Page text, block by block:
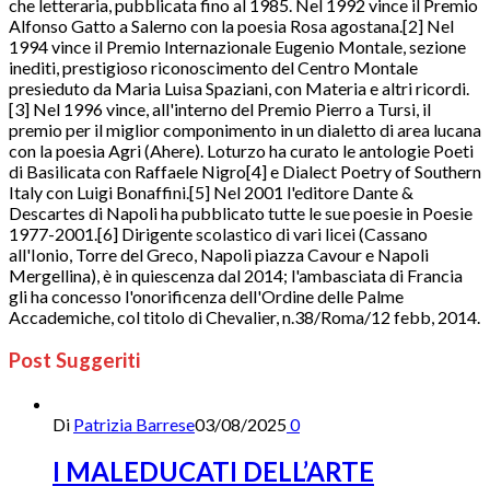
che letteraria, pubblicata fino al 1985. Nel 1992 vince il Premio
Alfonso Gatto a Salerno con la poesia Rosa agostana.[2] Nel
1994 vince il Premio Internazionale Eugenio Montale, sezione
inediti, prestigioso riconoscimento del Centro Montale
presieduto da Maria Luisa Spaziani, con Materia e altri ricordi.
[3] Nel 1996 vince, all'interno del Premio Pierro a Tursi, il
premio per il miglior componimento in un dialetto di area lucana
con la poesia Agri (Ahere). Loturzo ha curato le antologie Poeti
di Basilicata con Raffaele Nigro[4] e Dialect Poetry of Southern
Italy con Luigi Bonaffini.[5] Nel 2001 l'editore Dante &
Descartes di Napoli ha pubblicato tutte le sue poesie in Poesie
1977-2001.[6] Dirigente scolastico di vari licei (Cassano
all'Ionio, Torre del Greco, Napoli piazza Cavour e Napoli
Mergellina), è in quiescenza dal 2014; l'ambasciata di Francia
gli ha concesso l'onorificenza dell'Ordine delle Palme
Accademiche, col titolo di Chevalier, n.38/Roma/12 febb, 2014.
Post Suggeriti
Di Patrizia Barrese03/08/20250
I MALEDUCATI DELL’ARTE